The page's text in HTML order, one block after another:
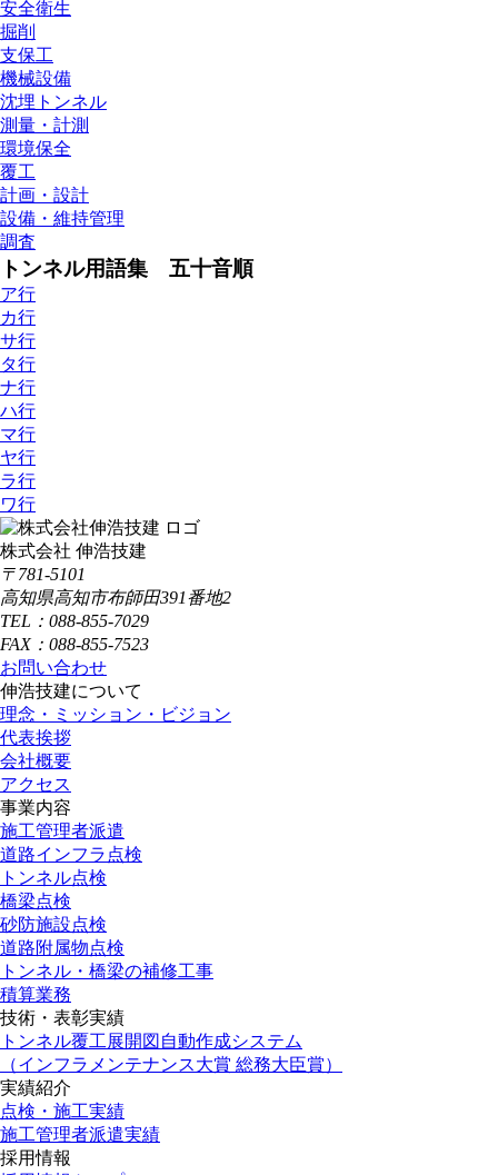
安全衛生
掘削
支保工
機械設備
沈埋トンネル
測量・計測
環境保全
覆工
計画・設計
設備・維持管理
調査
トンネル用語集 五十音順
ア行
カ行
サ行
タ行
ナ行
ハ行
マ行
ヤ行
ラ行
ワ行
株式会社 伸浩技建
〒781-5101
高知県高知市布師田391番地2
TEL：088-855-7029
FAX：088-855-7523
お問い合わせ
伸浩技建について
理念・ミッション・ビジョン
代表挨拶
会社概要
アクセス
事業内容
施工管理者派遣
道路インフラ点検
トンネル点検
橋梁点検
砂防施設点検
道路附属物点検
トンネル・橋梁の補修工事
積算業務
技術・表彰実績
トンネル覆工展開図自動作成システム
（インフラメンテナンス大賞 総務大臣賞）
実績紹介
点検・施工実績
施工管理者派遣実績
採用情報